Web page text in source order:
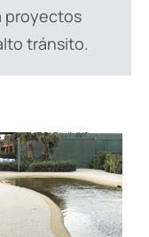
proyectos
tránsito.